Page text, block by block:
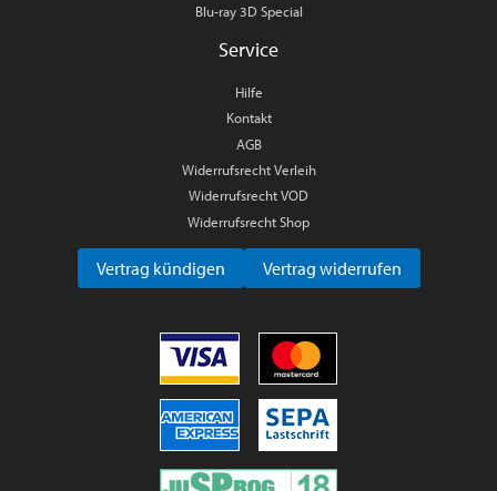
Blu-ray 3D Special
Service
Hilfe
Kontakt
AGB
Widerrufsrecht Verleih
Widerrufsrecht VOD
Widerrufsrecht Shop
Vertrag kündigen Vertrag widerrufen